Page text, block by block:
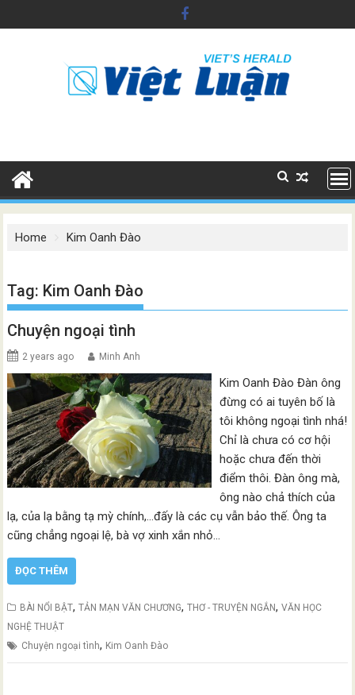
to
Home Kim Oanh Đào
Tag: Kim Oanh Đào
Chuyện ngoại tình
2 years ago Minh Anh
Kim Oanh Đào Đàn ông
đừng có ai tuyên bố là
tôi không ngoại tình nhá!
Chỉ là chưa có cơ hội
hoặc chưa đến thời
điểm thôi. Đàn ông mà,
ông nào chả thích của
lạ, của lạ bằng tạ mỳ chính,…đấy là các cụ vẫn bảo thế. Ông ta
cũng chẳng ngoại lệ, bà vợ xinh xắn nhỏ…
ĐỌC THÊM
BÀI NỔI BẬT,TẢN MẠN VĂN CHƯƠNG,THƠ - TRUYỆN NGẮN,VĂN HỌC
NGHỆ THUẬT
Chuyện ngoại tình, Kim Oanh Đào